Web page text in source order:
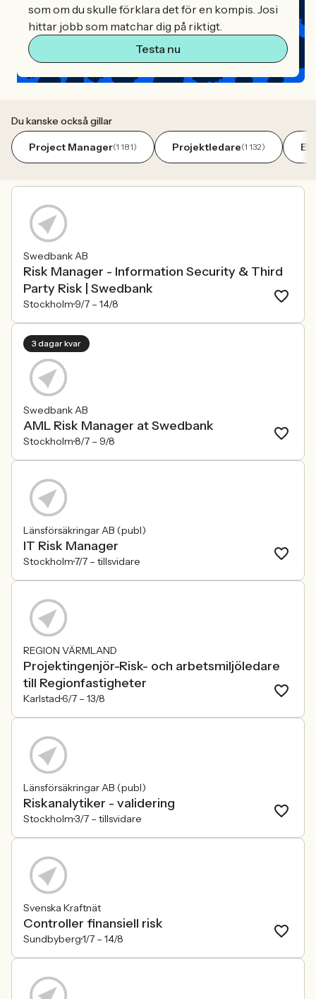
som om du skulle förklara det för en kompis. Josi
hittar jobb som matchar dig på riktigt.
Testa nu
Du kanske också gillar
Project Manager(1 181) Projektledare(1 132)
Swedbank AB
Risk Manager - Information Security & Third
Party Risk | Swedbank
Stockholm 9/7 – 14/8
3 dagar kvar
Swedbank AB
AML Risk Manager at Swedbank
Stockholm8/7 – 9/8
Länsförsäkringar AB (publ)
IT Risk Manager
Stockholm7/7 – tillsvidare
REGION VÄRMLAND
Projektingenjör-Risk- och arbetsmiljöledare
till Regionfastigheter
Karlstad6/7 – 13/8
Länsförsäkringar AB (publ)
Riskanalytiker - validering
Stockholm3/7 – tillsvidare
Svenska Kraftnät
Controller finansiell risk
Sundbyberg1/7 – 14/8